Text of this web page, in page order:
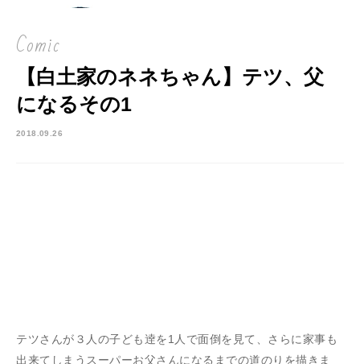
Comic
【白土家のネネちゃん】テツ、父
になるその1
2018.09.26
テツさんが３人の子ども逹を1人で面倒を見て、さらに家事も
出来てしまうスーパーお父さんになるまでの道のりを描きま